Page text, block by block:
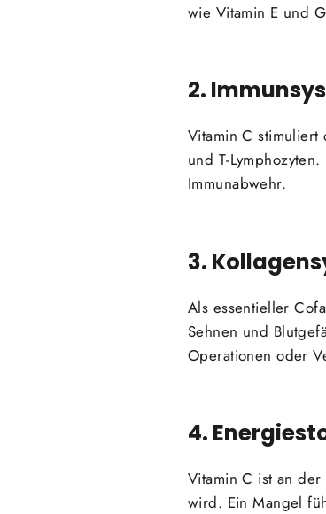
wie Vitamin E und
2.
Vitamin C stimuliert
und T-
Immunabwehr.
3.
Als essentieller
Sehnen und
Operationen oder
4.
Vitamin C ist an
wird. Ein Mangel